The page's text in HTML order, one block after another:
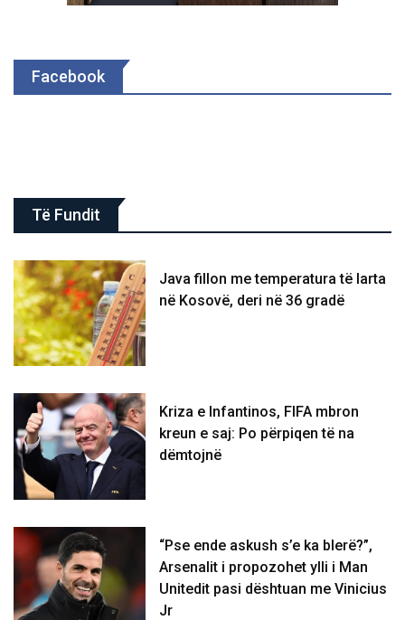
Facebook
Të Fundit
Java fillon me temperatura të larta
në Kosovë, deri në 36 gradë
Kriza e Infantinos, FIFA mbron
kreun e saj: Po përpiqen të na
dëmtojnë
“Pse ende askush s’e ka blerë?”,
Arsenalit i propozohet ylli i Man
Unitedit pasi dështuan me Vinicius
Jr